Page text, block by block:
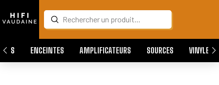
Search
Submit
ENCEINTES AMPLIFICATEURS SOURCES VINYLES